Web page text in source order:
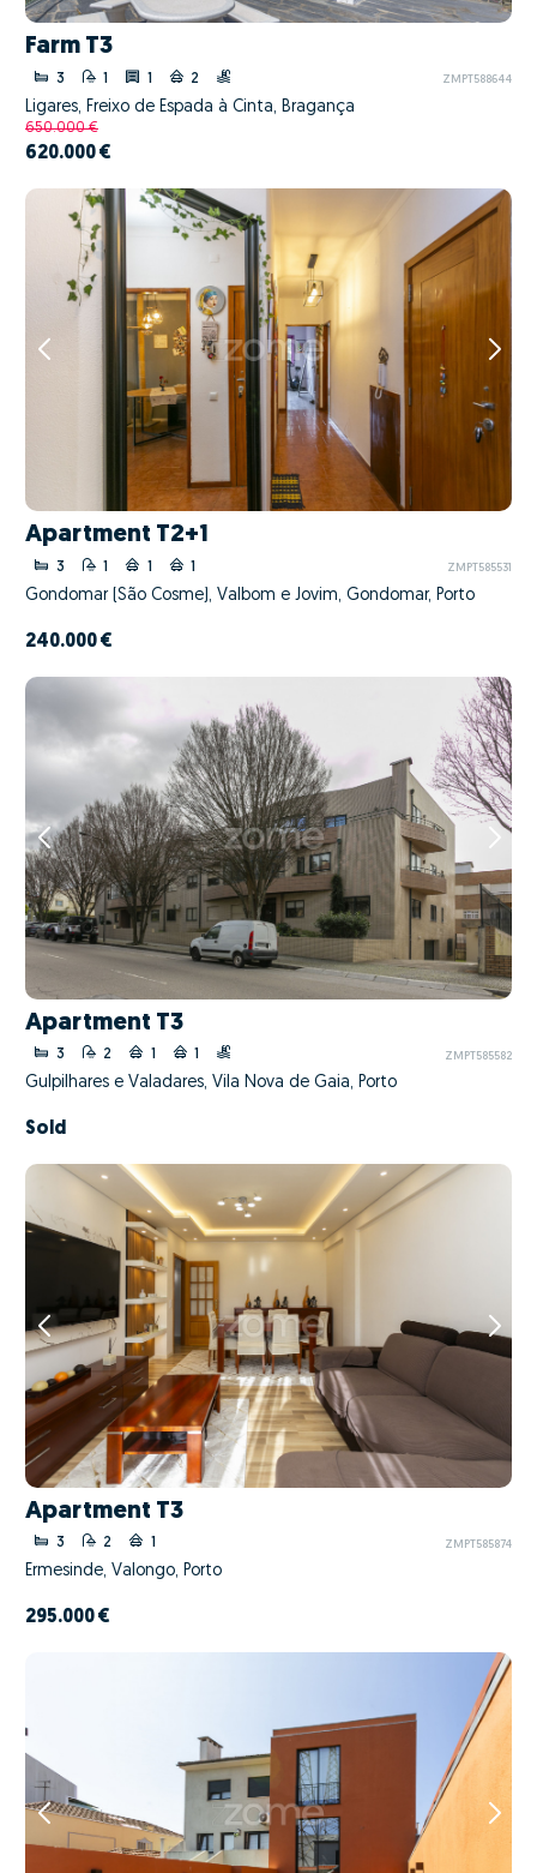
Farm T3
3 1 1 2 ZMPT588644
Ligares, Freixo de Espada à Cinta, Bragança
650.000 €
620.000 €
Apartment T2+1
3 1 1 1 ZMPT585531
Gondomar (São Cosme), Valbom e Jovim, Gondomar, Porto
240.000 €
Apartment T3
3 2 1 1 ZMPT585582
Gulpilhares e Valadares, Vila Nova de Gaia, Porto
Sold
Apartment T3
3 2 ZMPT585874
Ermesinde, Valongo, Porto
295.000 €